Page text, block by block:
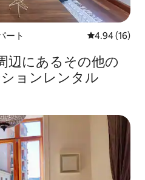
ート レビュー16
4.94 (16)
辺⁠に⁠あ⁠るそ⁠の⁠他⁠の
ョ⁠ン⁠レ⁠ン⁠タ⁠ル